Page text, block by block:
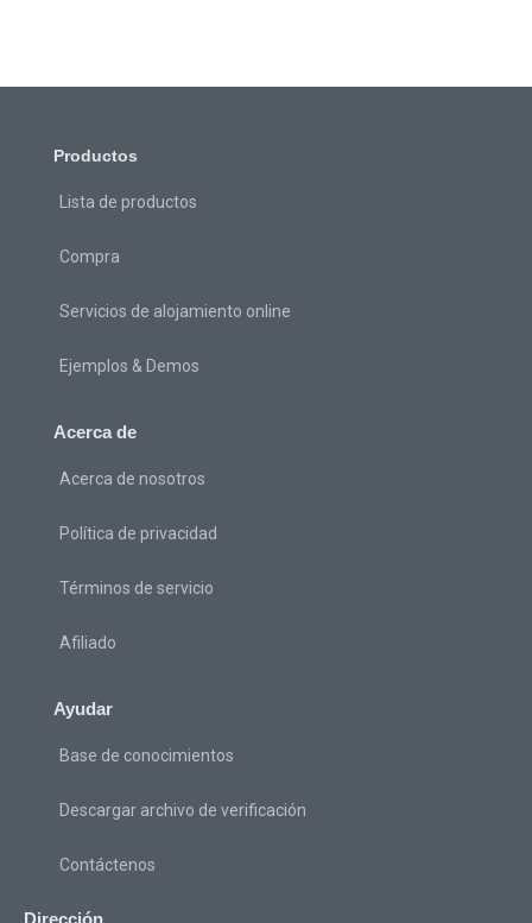
Productos
Lista de productos
Compra
Servicios de alojamiento online
Ejemplos & Demos
Acerca de
Acerca de nosotros
Política de privacidad
Términos de servicio
Afiliado
Ayudar
Base de conocimientos
Descargar archivo de verificación
Contáctenos
Dirección